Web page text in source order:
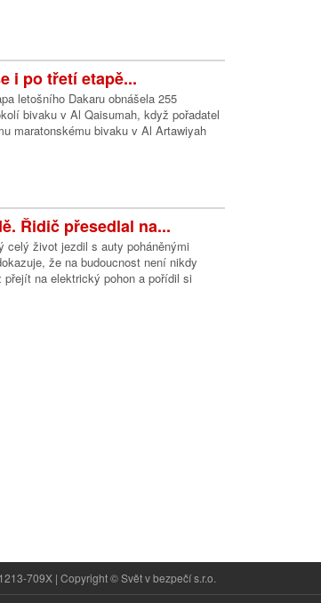
i po třetí etapě...
letošního Dakaru obnášela 255
bivaku v Al Qaisumah, když pořadatel
maratonskému bivaku v Al Artawiyah
Řidič přesedlal na...
celý život jezdil s auty poháněnými
že na budoucnost není nikdy
na elektrický pohon a pořídil si
709X | Copyright © Svět v bezpečí s.r.o.